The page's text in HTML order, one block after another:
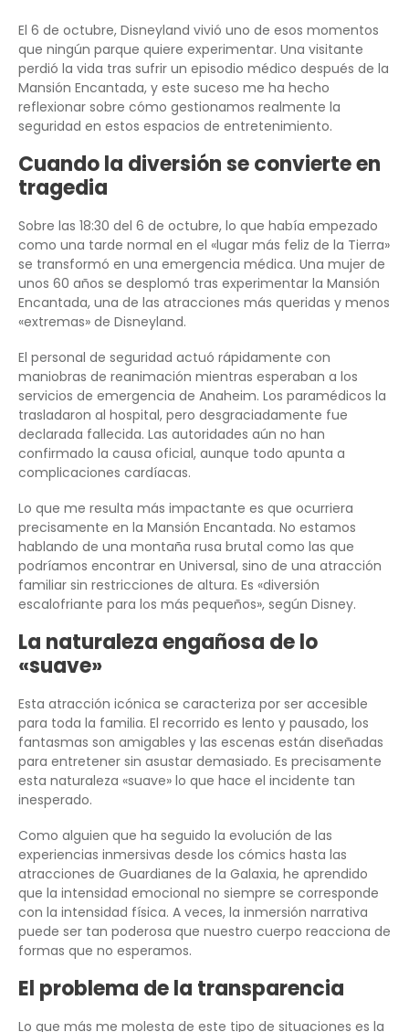
El 6 de octubre, Disneyland vivió uno de esos momentos
que ningún parque quiere experimentar. Una visitante
perdió la vida tras sufrir un episodio médico después de la
Mansión Encantada, y este suceso me ha hecho
reflexionar sobre cómo gestionamos realmente la
seguridad en estos espacios de entretenimiento.
Cuando la diversión se convierte en
tragedia
Sobre las 18:30 del 6 de octubre, lo que había empezado
como una tarde normal en el «lugar más feliz de la Tierra»
se transformó en una emergencia médica. Una mujer de
unos 60 años se desplomó tras experimentar la Mansión
Encantada, una de las atracciones más queridas y menos
«extremas» de Disneyland.
El personal de seguridad actuó rápidamente con
maniobras de reanimación mientras esperaban a los
servicios de emergencia de Anaheim. Los paramédicos la
trasladaron al hospital, pero desgraciadamente fue
declarada fallecida. Las autoridades aún no han
confirmado la causa oficial, aunque todo apunta a
complicaciones cardíacas.
Lo que me resulta más impactante es que ocurriera
precisamente en la Mansión Encantada. No estamos
hablando de una montaña rusa brutal como las que
podríamos encontrar en Universal, sino de una atracción
familiar sin restricciones de altura. Es «diversión
escalofriante para los más pequeños», según Disney.
La naturaleza engañosa de lo
«suave»
Esta atracción icónica se caracteriza por ser accesible
para toda la familia. El recorrido es lento y pausado, los
fantasmas son amigables y las escenas están diseñadas
para entretener sin asustar demasiado. Es precisamente
esta naturaleza «suave» lo que hace el incidente tan
inesperado.
Como alguien que ha seguido la evolución de las
experiencias inmersivas desde los cómics hasta las
atracciones de Guardianes de la Galaxia, he aprendido
que la intensidad emocional no siempre se corresponde
con la intensidad física. A veces, la inmersión narrativa
puede ser tan poderosa que nuestro cuerpo reacciona de
formas que no esperamos.
El problema de la transparencia
Lo que más me molesta de este tipo de situaciones es la